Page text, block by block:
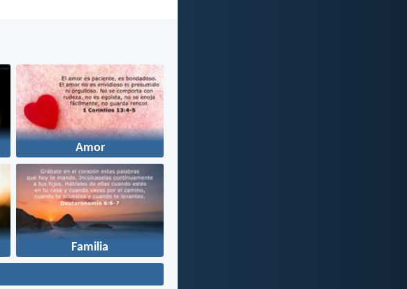
Amor
Familia